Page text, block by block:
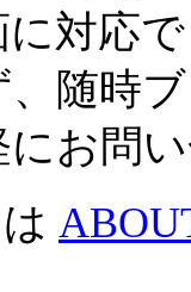
に対応
、随時
にお問